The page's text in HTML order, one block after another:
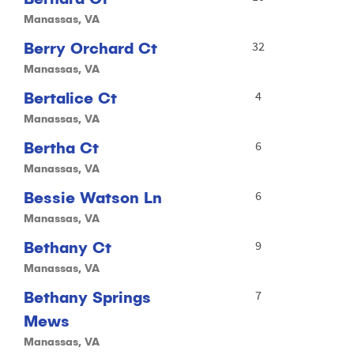
Manassas, VA
Berry Orchard Ct
Manassas, VA
32
Bertalice Ct
Manassas, VA
4
Bertha Ct
Manassas, VA
6
Bessie Watson Ln
Manassas, VA
6
Bethany Ct
Manassas, VA
9
Bethany Springs
Mews
Manassas, VA
7